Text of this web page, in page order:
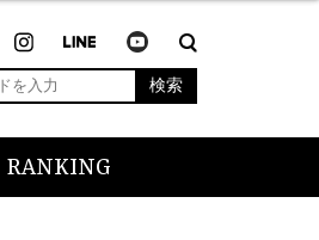
検索
RANKING